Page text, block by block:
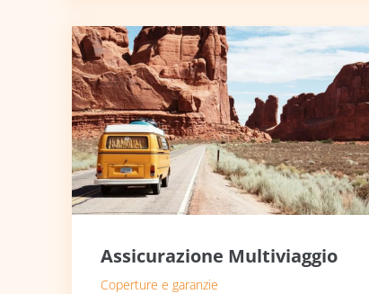
Assicurazione Multiviaggio
Coperture e garanzie